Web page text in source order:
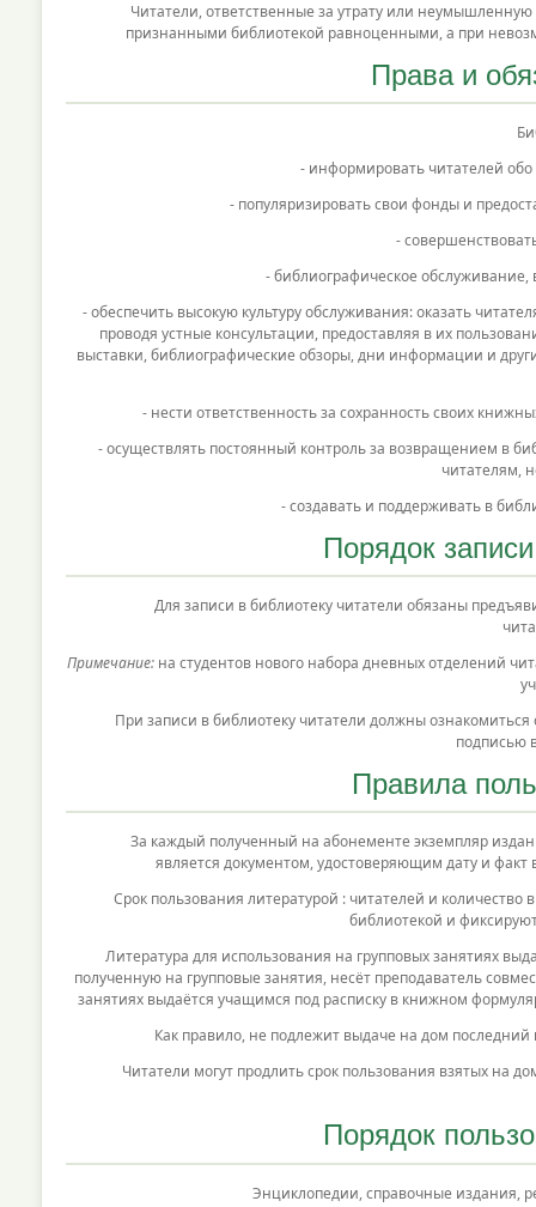
Читатели, ответственные за утрату или неумышленную
признанными библиотекой равноценными, а при
Права и
- информировать читателей обо
- популяризировать свои фонды и
-
- библиографическое
- обеспечить высокую культуру обслуживания: оказать
проводя устные консультации, предоставляя в их
выставки, библиографические обзоры, дни информации и
- нести ответственность за сохранность своих
- осуществлять постоянный контроль за возвращением в
читателям,
- создавать и поддерживать в
Порядок
Для записи в библиотеку читатели обязаны
Примечание:на студентов нового набора дневных отделений
При записи в библиотеку читатели должны ознакомиться
подписью
Правила
За каждый полученный на абонементе экземпляр
является документом, удостоверяющим дату и
Срок пользования литературой : читателей и количество
библиотекой и
Литература для использования на групповых занятиях
полученную на групповые занятия, несёт преподаватель
занятиях выдаётся учащимся под расписку в книжном
Как правило, не подлежит выдаче на дом последний
Читатели могут продлить срок пользования взятых на дом
Порядок
Энциклопедии, справочные издания,